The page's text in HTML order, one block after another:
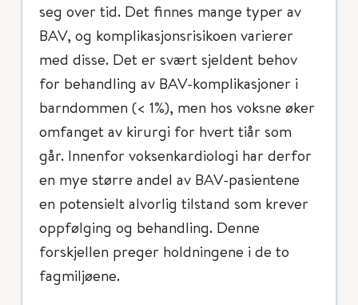
seg over tid. Det finnes mange typer av
BAV, og komplikasjonsrisikoen varierer
med disse. Det er svært sjeldent behov
for behandling av BAV-komplikasjoner i
barndommen (< 1%), men hos voksne øker
omfanget av kirurgi for hvert tiår som
går. Innenfor voksenkardiologi har derfor
en mye større andel av BAV-pasientene
en potensielt alvorlig tilstand som krever
oppfølging og behandling. Denne
forskjellen preger holdningene i de to
fagmiljøene.